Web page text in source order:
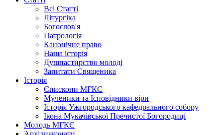
Всі Статті
Літургіка
Богослов'я
Патрологія
Канонічне право
Наша історія
Душпастирство молоді
Запитати Священика
Історія
Єпископи МГКЄ
Мученики та Ісповідники віри
Історія Ужгородського кафедрального собору
Ікона Мукачівської Пречистої Богородиці
Молодь МГКЄ